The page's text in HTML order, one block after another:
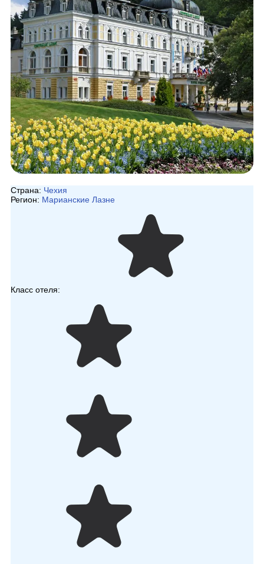
Страна: Чехия
Регион: Марианские Лазне
Класс отеля: